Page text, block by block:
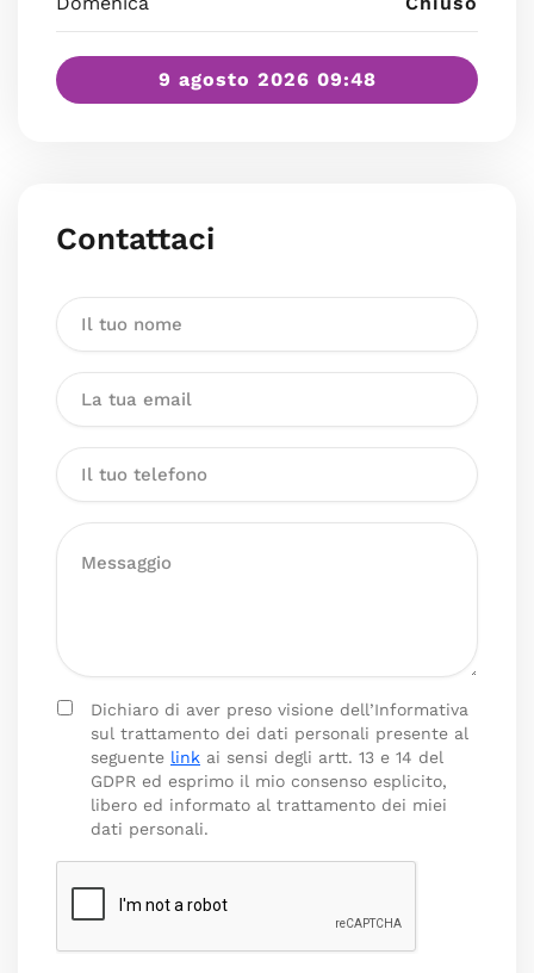
9 agosto 2026 09:48
Contattaci
Dichiaro di aver preso visione dell’Informativa
sul trattamento dei dati personali presente al
seguente link ai sensi degli artt. 13 e 14 del
GDPR ed esprimo il mio consenso esplicito,
libero ed informato al trattamento dei miei
dati personali.